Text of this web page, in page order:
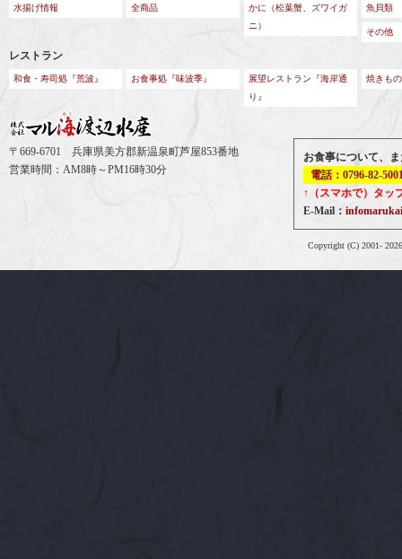
水揚げ情報 全商品
かに（松葉蟹、ズワイガ
ニ）
魚貝類
その他
レストラン
和食・寿司処『荒波』 お食事処『味波季』
展望レストラン『海岸通
り』
焼きも
〒669-6701 兵庫県美方郡新温泉町芦屋853番地
営業時間：AM8時～PM16時30分
お食事について、
電話：0796-82-
↑（スマホで）タッ
E-Mail：
Copyright (C) 2001-